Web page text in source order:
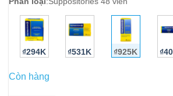
₫294K ₫531K ₫925K
Còn hàng